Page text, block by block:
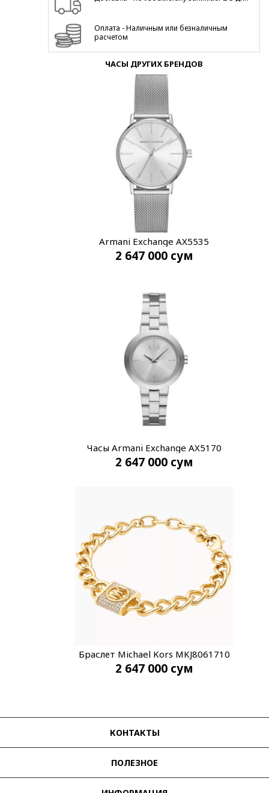
Оплата - Наличным или безналичным
расчетом
ЧАСЫ ДРУГИХ БРЕНДОВ
Armani Exchange AX5535
2 647 000 сум
Часы Armani Exchange AX5170
2 647 000 сум
Браслет Michael Kors MKJ8061710
2 647 000 сум
КОНТАКТЫ
ПОЛЕЗНОЕ